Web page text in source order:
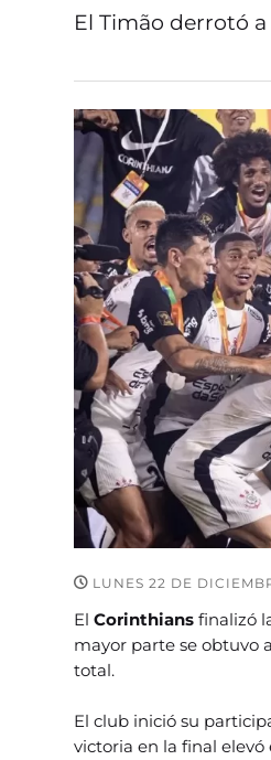
El Timão derrotó
LUNES 22 DE
ElCorinthians finalizó
mayor parte se obtuvo
total.
El club inició su
victoria en la final